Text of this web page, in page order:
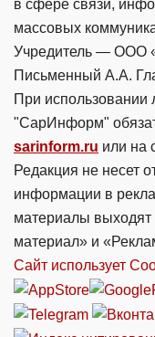
в сфере связи,
массовых
Учредитель — ООО
Письменный А.А.
При использовании
"СарИнформ"
sarinform.ru или на
Редакция не несет
информации в
материалы выходят
материал» и
Сайт использует